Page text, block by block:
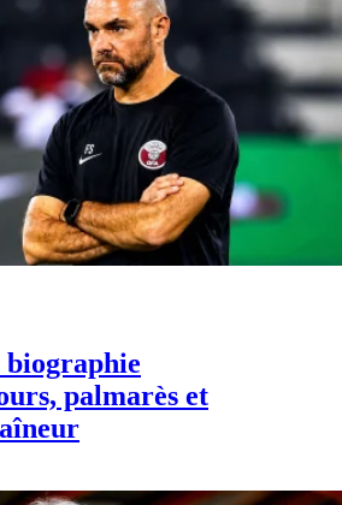
biographie
palmarès et